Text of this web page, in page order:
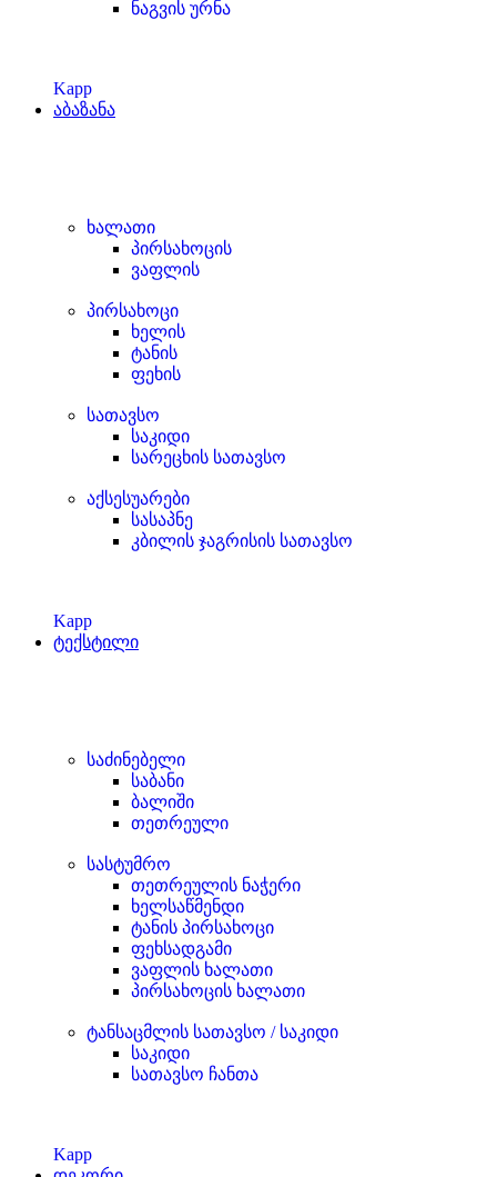
ნაგვის ურნა
Kapp
აბაზანა
ხალათი
პირსახოცის
ვაფლის
პირსახოცი
ხელის
ტანის
ფეხის
სათავსო
საკიდი
სარეცხის სათავსო
აქსესუარები
სასაპნე
კბილის ჯაგრისის სათავსო
Kapp
ტექსტილი
საძინებელი
საბანი
ბალიში
თეთრეული
სასტუმრო
თეთრეულის ნაჭერი
ხელსაწმენდი
ტანის პირსახოცი
ფეხსადგამი
ვაფლის ხალათი
პირსახოცის ხალათი
ტანსაცმლის სათავსო / საკიდი
საკიდი
სათავსო ჩანთა
Kapp